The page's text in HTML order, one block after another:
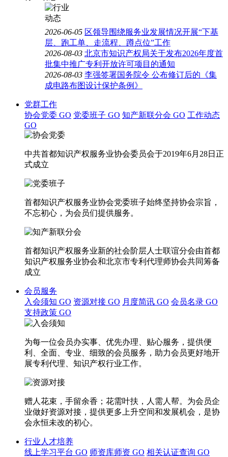
2026-06-05 区领导围绕服务业发展情况开展“下基
层、跑工单、走流程、蹲点位”工作
2026-08-03 北京市知识产权局关于发布2026年度首
批集中推广专利开放许可项目的通知
2026-08-03 李强签署国务院令 公布修订后的《集
成电路布图设计保护条例》
党群工作
协会党委 GO 党委班子 GO 知产新联分会 GO 工作动态
GO
中共首都知识产权服务业协会委员会于2019年6月28日正
式成立
首都知识产权服务业协会党委班子始终坚持协会宗旨，
不忘初心，为会员们提供服务。
首都知识产权服务业新的社会阶层人士联谊分会由首都
知识产权服务业协会和北京市专利代理师协会共同筹备
成立
会员服务
入会须知 GO 资源对接 GO 月度简讯 GO 会员名录 GO
支持政策 GO
为每一位会员办实事、优先办理、贴心服务，提供便
利、全面、专业、细致的会员服务，助力会员更好地开
展专利代理、知识产权行业工作。
赠人花束，手留余香；花需叶扶，人需人帮。为会员企
业做好资源对接，提供更多上升空间和发展机会，是协
会永恒未改的初心。
行业人才培养
线上学习平台 GO 师资库师资 GO 相关认证查询 GO